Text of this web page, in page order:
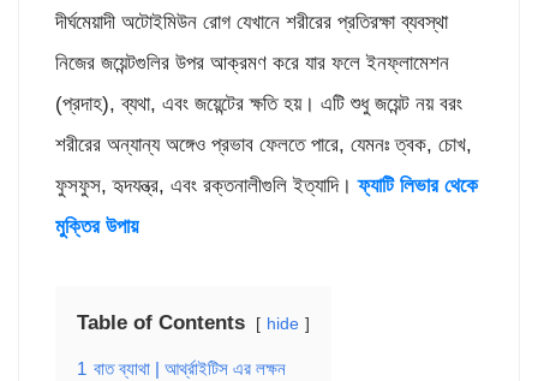
দীর্ঘমেয়াদী অটোইমিউন রোগ যেখানে শরীরের প্রতিরক্ষা ব্যবস্থা
নিজের জয়েন্টগুলির উপর আক্রমণ করে যার ফলে ইনফ্লামেশন
(প্রদাহ), ব্যথা, এবং জয়েন্টের ক্ষতি হয়। এটি শুধু জয়েন্ট নয় বরং
শরীরের অন্যান্য অঙ্গেও প্রভাব ফেলতে পারে, যেমনঃ ত্বক, চোখ,
ফুসফুস, হৃদযন্ত্র, এবং রক্তনালীগুলি ইত্যাদি।ফ্যাটি লিভার থেকে
মুক্তির উপায়
Table of Contents hide
1 বাত ব্যাথা | আর্থ্রাইটিস এর লক্ষন